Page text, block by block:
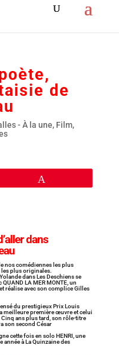
de
- À la une, Film,
dans
nos comédiennes les plus
les plus originales.
dans Les Deschiens se
LA MER MONTE, un
réalise avec son complice Gilles
du prestigieux Prix Louis
meilleure première œuvre et celui
ans plus tard, son rôle-titre
son second César
cette fois en solo HENRI, une
année à La Quinzaine des